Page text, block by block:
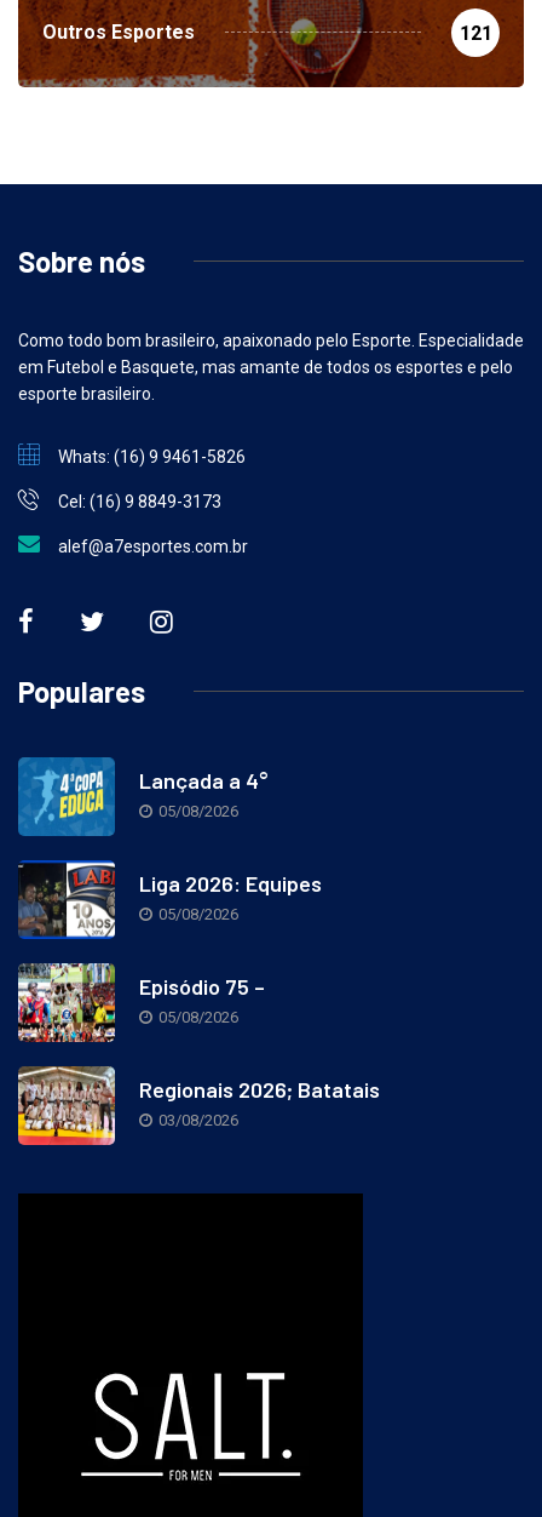
Outros Esportes 121
Sobre nós
Como todo bom brasileiro, apaixonado pelo Esporte. Especialidade
em Futebol e Basquete, mas amante de todos os esportes e pelo
esporte brasileiro.
Whats: (16) 9 9461-5826
Cel: (16) 9 8849-3173
alef@a7esportes.com.br
Populares
Lançada a 4°
05/08/2026
Liga 2026: Equipes
05/08/2026
Episódio 75 –
05/08/2026
Regionais 2026; Batatais
03/08/2026